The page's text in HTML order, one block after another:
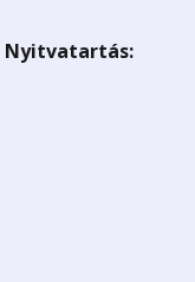
Nyitvatartás: